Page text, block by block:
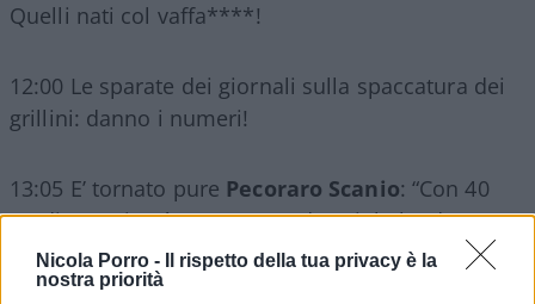
Nicola Porro -
Il rispetto della tua privacy è la
nostra priorità
Quelli nati col vaffa****!
12:00 Le sparate dei giornali sulla spaccatura dei
grillini: danno i numeri!
13:05 E’ tornato pure Pecoraro Scanio: “Con 40
gradi non si può votare”. Credeteci, lo ha detto
davvero!